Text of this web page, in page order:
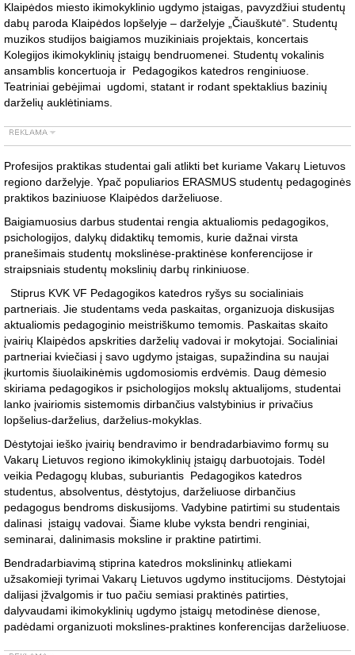
Klaipėdos miesto ikimokyklinio ugdymo įstaigas, pavyzdžiui studentų
dabų paroda Klaipėdos lopšelyje – darželyje „Čiauškutė“. Studentų
muzikos studijos baigiamos muzikiniais projektais, koncertais
Kolegijos ikimokyklinių įstaigų bendruomenei. Studentų vokalinis
ansamblis koncertuoja ir Pedagogikos katedros renginiuose.
Teatriniai gebėjimai ugdomi, statant ir rodant spektaklius bazinių
darželių auklėtiniams.
Profesijos praktikas studentai gali atlikti bet kuriame Vakarų Lietuvos
regiono darželyje. Ypač populiarios ERASMUS studentų pedagoginės
praktikos baziniuose Klaipėdos darželiuose.
Baigiamuosius darbus studentai rengia aktualiomis pedagogikos,
psichologijos, dalykų didaktikų temomis, kurie dažnai virsta
pranešimais studentų mokslinėse-praktinėse konferencijose ir
straipsniais studentų mokslinių darbų rinkiniuose.
Stiprus KVK VF Pedagogikos katedros ryšys su socialiniais
partneriais. Jie studentams veda paskaitas, organizuoja diskusijas
aktualiomis pedagoginio meistriškumo temomis. Paskaitas skaito
įvairių Klaipėdos apskrities darželių vadovai ir mokytojai. Socialiniai
partneriai kviečiasi į savo ugdymo įstaigas, supažindina su naujai
įkurtomis šiuolaikinėmis ugdomosiomis erdvėmis. Daug dėmesio
skiriama pedagogikos ir psichologijos mokslų aktualijoms, studentai
lanko įvairiomis sistemomis dirbančius valstybinius ir privačius
lopšelius-darželius, darželius-mokyklas.
Dėstytojai ieško įvairių bendravimo ir bendradarbiavimo formų su
Vakarų Lietuvos regiono ikimokyklinių įstaigų darbuotojais. Todėl
veikia Pedagogų klubas, suburiantis Pedagogikos katedros
studentus, absolventus, dėstytojus, darželiuose dirbančius
pedagogus bendroms diskusijoms. Vadybine patirtimi su studentais
dalinasi įstaigų vadovai. Šiame klube vyksta bendri renginiai,
seminarai, dalinimasis moksline ir praktine patirtimi.
Bendradarbiavimą stiprina katedros mokslininkų atliekami
užsakomieji tyrimai Vakarų Lietuvos ugdymo institucijoms. Dėstytojai
dalijasi įžvalgomis ir tuo pačiu semiasi praktinės patirties,
dalyvaudami ikimokyklinių ugdymo įstaigų metodinėse dienose,
padėdami organizuoti mokslines-praktines konferencijas darželiuose.